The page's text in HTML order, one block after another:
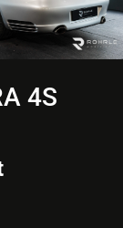
4S